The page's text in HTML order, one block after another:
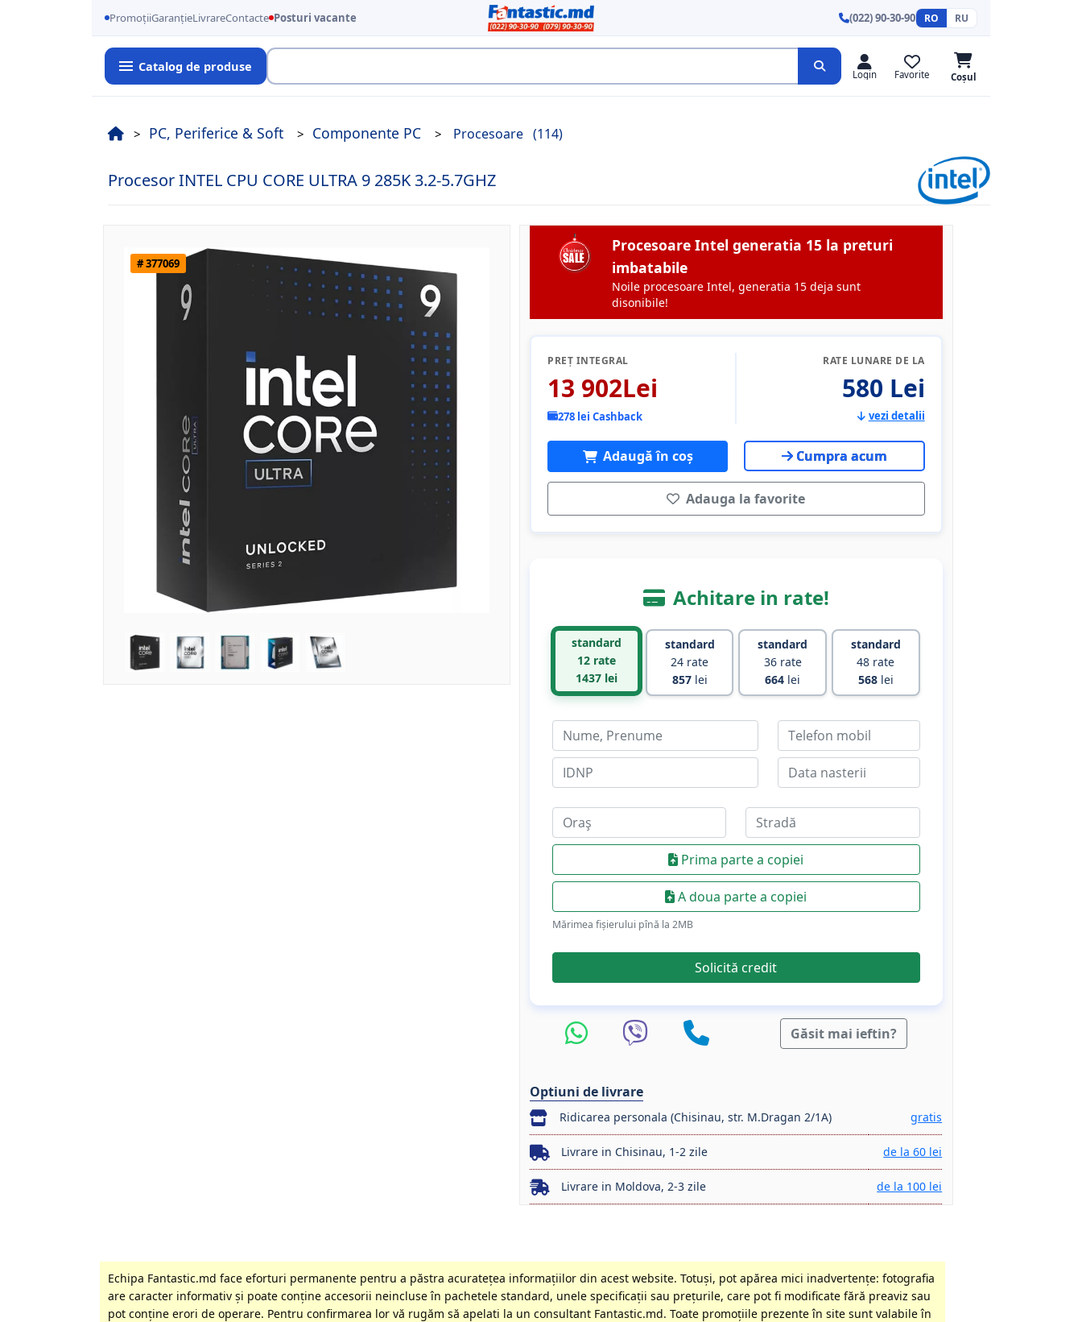
PromoțiiGaranțieLivrareContacte Posturi vacante (022) 90-30-90 RO RU
Catalog de produse
Login Favorite Coșul
PC, Periferice & Soft Componente PC Procesoare (114)
Procesor INTEL CPU CORE ULTRA 9 285K 3.2-5.7GHZ
# 377069
Procesoare Intel generatia 15 la preturi
imbatabile
Noile procesoare Intel, generatia 15 deja sunt
disonibile!
PREȚ INTEGRAL
13 902Lei
278 lei Cashback
RATE LUNARE DE LA
580 Lei
vezi detalii
Adaugă în coș Cumpra acum
Adauga la favorite
Achitare in rate!
standard
12 rate
1437lei
standard
24 rate
857lei
standard
36 rate
664 lei
standard
48 rate
568lei
Prima parte a copiei
A doua parte a copiei
Mărimea fișierului pînă la 2МB
Solicită credit
Găsit mai ieftin?
Optiuni de livrare
Ridicarea personala (Chisinau, str. M.Dragan 2/1A) gratis
Livrare in Chisinau, 1-2 zile de la 60 lei
Livrare in Moldova, 2-3 zile de la 100 lei
Echipa Fantastic.md face eforturi permanente pentru a păstra acurateţea informaţiilor din acest website. Totuși, pot apărea mici inadvertenţe: fotografia
are caracter informativ şi poate conţine accesorii neincluse în pachetele standard, unele specificaţii sau preţurile, care pot fi modificate fără preaviz sau
pot conţine erori de operare. Pentru confirmarea lor vă rugăm să apelati la un consultant Fantastic.md. Toate promoţiile prezente în site sunt valabile în